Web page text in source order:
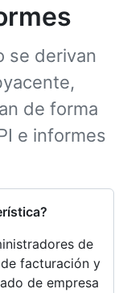
se derivan
de forma
e informes
de
facturación y
de empresa